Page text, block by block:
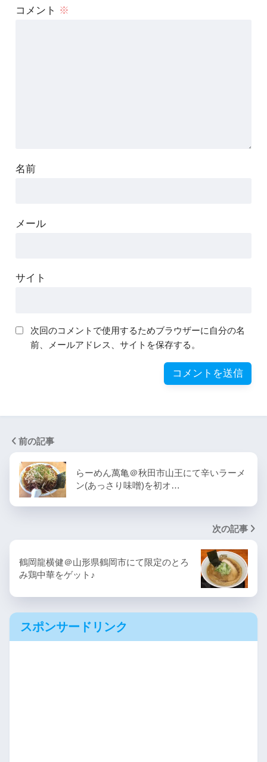
コメント ※
名前
メール
サイト
次回のコメントで使用するためブラウザーに自分の名
前、メールアドレス、サイトを保存する。
前の記事
らーめん萬亀＠秋田市山王にて辛いラーメ
ン(あっさり味噌)を初オ…
次の記事
鶴岡龍横健＠山形県鶴岡市にて限定のとろ
み鶏中華をゲット♪
スポンサードリンク